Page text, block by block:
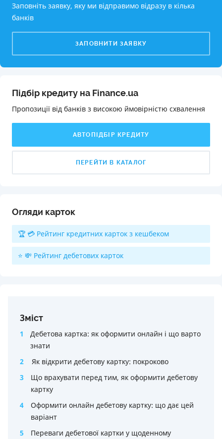
Зміст
1
Дебетова картка: як оформити онлайн і що варто
знати
2
Як відкрити дебетову картку: покроково
3
Що врахувати перед тим, як оформити дебетову
картку
4
Оформити онлайн дебетову картку: що дає цей
варіант
5
Переваги дебетової картки у щоденному
Заповніть заявку, яку ми відправимо відразу в кілька
банків
ЗАПОВНИТИ ЗАЯВКУ
Підбір кредиту на Finance.ua
Пропозиції від банків з високою ймовірністю схвалення️
АВТОПІДБІР КРЕДИТУ
ПЕРЕЙТИ В КАТАЛОГ
Огляди карток
🏆 💳 Рейтинг кредитних карток з кешбеком
⭐ 💸 Рейтинг дебетових карток